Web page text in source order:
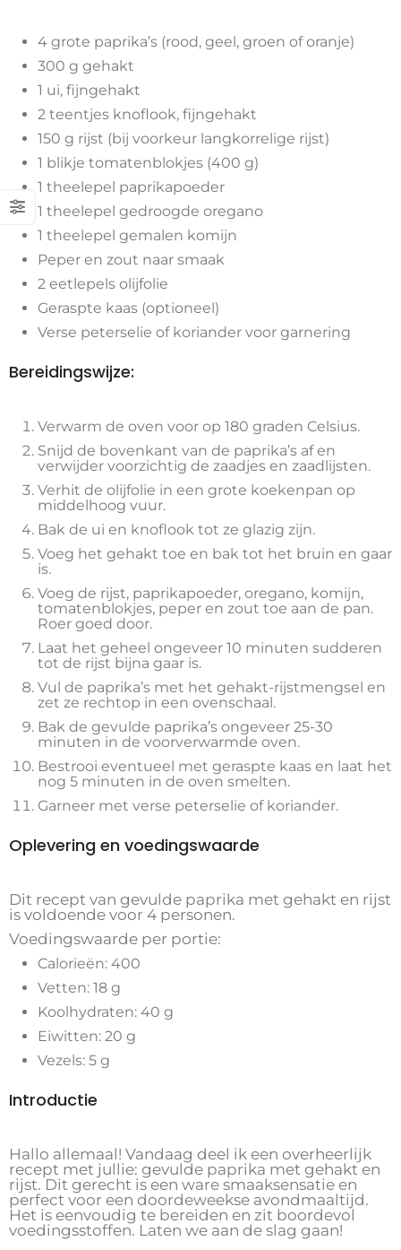
4 grote paprika’s (rood, geel, groen of oranje)
300 g gehakt
1 ui, fijngehakt
2 teentjes knoflook, fijngehakt
150 g rijst (bij voorkeur langkorrelige rijst)
1 blikje tomatenblokjes (400 g)
1 theelepel paprikapoeder
1 theelepel gedroogde oregano
1 theelepel gemalen komijn
Peper en zout naar smaak
2 eetlepels olijfolie
Geraspte kaas (optioneel)
Verse peterselie of koriander voor garnering
Bereidingswijze:
Verwarm de oven voor op 180 graden Celsius.
Snijd de bovenkant van de paprika’s af en
verwijder voorzichtig de zaadjes en zaadlijsten.
Verhit de olijfolie in een grote koekenpan op
middelhoog vuur.
Bak de ui en knoflook tot ze glazig zijn.
Voeg het gehakt toe en bak tot het bruin en gaar
is.
Voeg de rijst, paprikapoeder, oregano, komijn,
tomatenblokjes, peper en zout toe aan de pan.
Roer goed door.
Laat het geheel ongeveer 10 minuten sudderen
tot de rijst bijna gaar is.
Vul de paprika’s met het gehakt-rijstmengsel en
zet ze rechtop in een ovenschaal.
Bak de gevulde paprika’s ongeveer 25-30
minuten in de voorverwarmde oven.
Bestrooi eventueel met geraspte kaas en laat het
nog 5 minuten in de oven smelten.
Garneer met verse peterselie of koriander.
Oplevering en voedingswaarde
Dit recept van gevulde paprika met gehakt en rijst
is voldoende voor 4 personen.
Voedingswaarde per portie:
Calorieën: 400
Vetten: 18 g
Koolhydraten: 40 g
Eiwitten: 20 g
Vezels: 5 g
Introductie
Hallo allemaal! Vandaag deel ik een overheerlijk
recept met jullie: gevulde paprika met gehakt en
rijst. Dit gerecht is een ware smaaksensatie en
perfect voor een doordeweekse avondmaaltijd.
Het is eenvoudig te bereiden en zit boordevol
voedingsstoffen. Laten we aan de slag gaan!